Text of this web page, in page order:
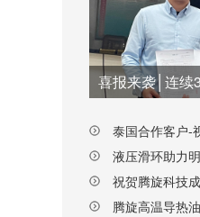
泰国合作客户-
液压滑环助力
设备传动安全
祝贺腾旋科技
湖北项目！
腾旋高温导热